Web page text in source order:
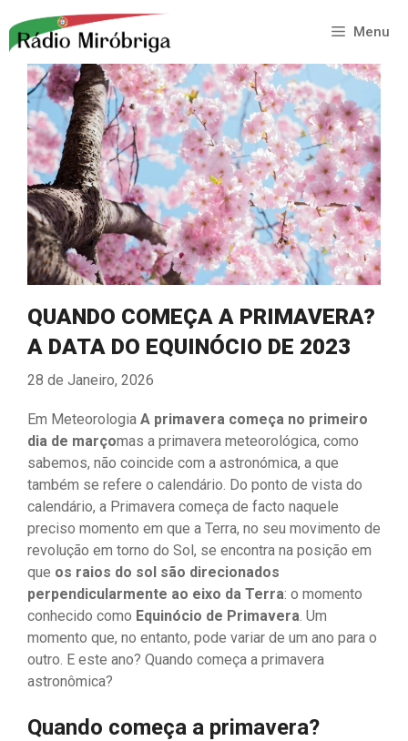
para
conteúdo
Menu
QUANDO COMEÇA A PRIMAVERA?
A DATA DO EQUINÓCIO DE 2023
28 de Janeiro, 2026
Em Meteorologia A primavera começa no primeiro
dia de marçomas a primavera meteorológica, como
sabemos, não coincide com a astronómica, a que
também se refere o calendário. Do ponto de vista do
calendário, a Primavera começa de facto naquele
preciso momento em que a Terra, no seu movimento de
revolução em torno do Sol, se encontra na posição em
que os raios do sol são direcionados
perpendicularmente ao eixo da Terra: o momento
conhecido como Equinócio de Primavera. Um
momento que, no entanto, pode variar de um ano para o
outro. E este ano? Quando começa a primavera
astronômica?
Quando começa a primavera?